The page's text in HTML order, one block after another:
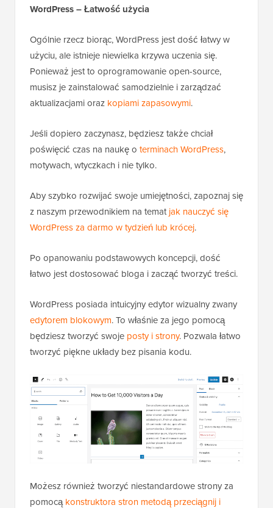
WordPress – Łatwość użycia
Ogólnie rzecz biorąc, WordPress jest dość łatwy w
użyciu, ale istnieje niewielka krzywa uczenia się.
Ponieważ jest to oprogramowanie open-source,
musisz je zainstalować samodzielnie i zarządzać
aktualizacjami oraz kopiami zapasowymi.
Jeśli dopiero zaczynasz, będziesz także chciał
poświęcić czas na naukę o terminach WordPress,
motywach, wtyczkach i nie tylko.
Aby szybko rozwijać swoje umiejętności, zapoznaj się
z naszym przewodnikiem na tematjak nauczyć się
WordPress za darmo w tydzień lub krócej.
Po opanowaniu podstawowych koncepcji, dość
łatwo jest dostosować bloga i zacząć tworzyć treści.
WordPress posiada intuicyjny edytor wizualny zwany
edytorem blokowym. To właśnie za jego pomocą
będziesz tworzyć swoje posty i strony. Pozwala łatwo
tworzyć piękne układy bez pisania kodu.
Możesz również tworzyć niestandardowe strony za
pomocąkonstruktora stron metodą przeciągnij i